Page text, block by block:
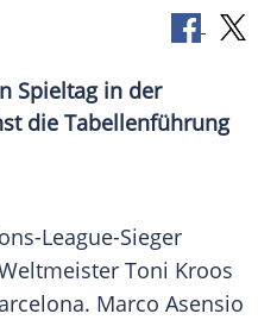
Spieltag in der
die Tabellenführung
League-Sieger
Toni Kroos
. Marco Asensio